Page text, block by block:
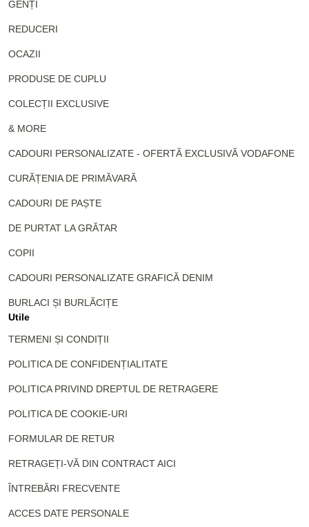
GENȚI
REDUCERI
OCAZII
PRODUSE DE CUPLU
COLECȚII EXCLUSIVE
& MORE
CADOURI PERSONALIZATE - OFERTĂ EXCLUSIVĂ VODAFONE
CURĂȚENIA DE PRIMĂVARĂ
CADOURI DE PAȘTE
DE PURTAT LA GRĂTAR
COPII
CADOURI PERSONALIZATE GRAFICĂ DENIM
BURLACI ȘI BURLĂCIȚE
Utile
TERMENI ȘI CONDIȚII
POLITICA DE CONFIDENȚIALITATE
POLITICA PRIVIND DREPTUL DE RETRAGERE
POLITICA DE COOKIE-URI
FORMULAR DE RETUR
RETRAGEȚI-VĂ DIN CONTRACT AICI
ÎNTREBĂRI FRECVENTE
ACCES DATE PERSONALE